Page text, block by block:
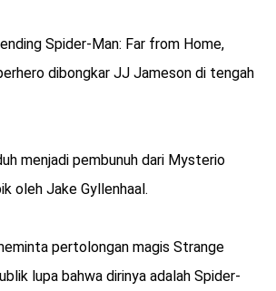
Spider-Man: Far from Home,
dibongkar JJ Jameson di tengah
menjadi pembunuh dari Mysterio
oleh Jake Gyllenhaal.
pertolongan magis Strange
lupa bahwa dirinya adalah Spider-